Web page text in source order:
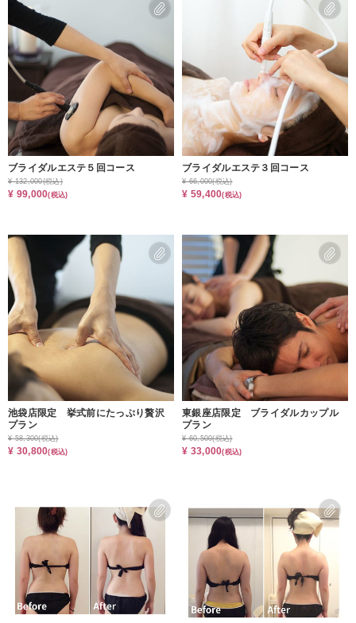
ブライダルエステ５回コース
¥ 132,000(税込)
¥ 99,000(税込)
ブライダルエステ３回コース
¥ 66,000(税込)
¥ 59,400(税込)
池袋店限定 挙式前にたっぷり贅沢
プラン
¥ 58,300(税込)
¥ 30,800(税込)
東銀座店限定 ブライダルカップル
プラン
¥ 60,500(税込)
¥ 33,000(税込)